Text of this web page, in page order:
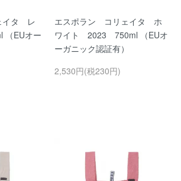
イタ レ
EUオー
エスポラン コリェイタ ホ
ワイト 2023 750ml （EUオ
ーガニック認証有）
2,530円(税230円)